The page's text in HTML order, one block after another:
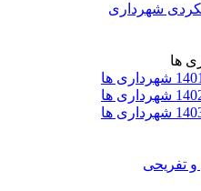
شهرداری
ها
تفریحی